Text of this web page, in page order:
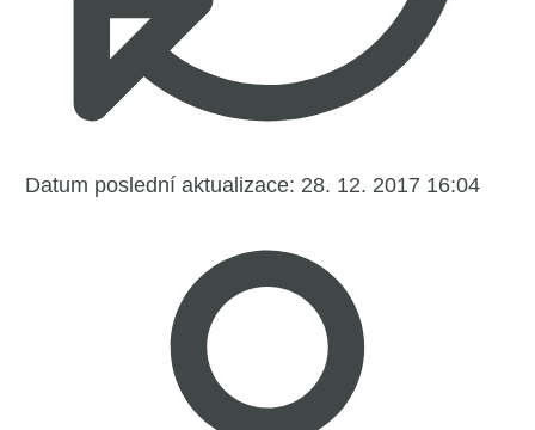
Datum poslední aktualizace: 28. 12. 2017 16:04